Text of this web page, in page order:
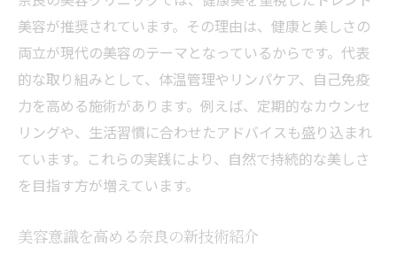
シミやニキビ跡改善に効く美容法を紹介
奈良の美容皮膚科で人気のシミ治療法
美容皮膚科が実践するニキビ跡改善対策
美容のプロが勧める最新美肌ケアとは
奈良で選ぶべきシミ取り美容のポイント
名医が多い奈良の美容皮膚科事情を解説
奈良で受けられる最先端の美容体験
美容が推奨されています。その理由は、健康と美しさの
両立が現代の美容のテーマとなっているからです。代表
的な取り組みとして、体温管理やリンパケア、自己免疫
力を高める施術があります。例えば、定期的なカウンセ
リングや、生活習慣に合わせたアドバイスも盛り込まれ
ています。これらの実践により、自然で持続的な美しさ
を目指す方が増えています。
美容意識を高める奈良の新技術紹介